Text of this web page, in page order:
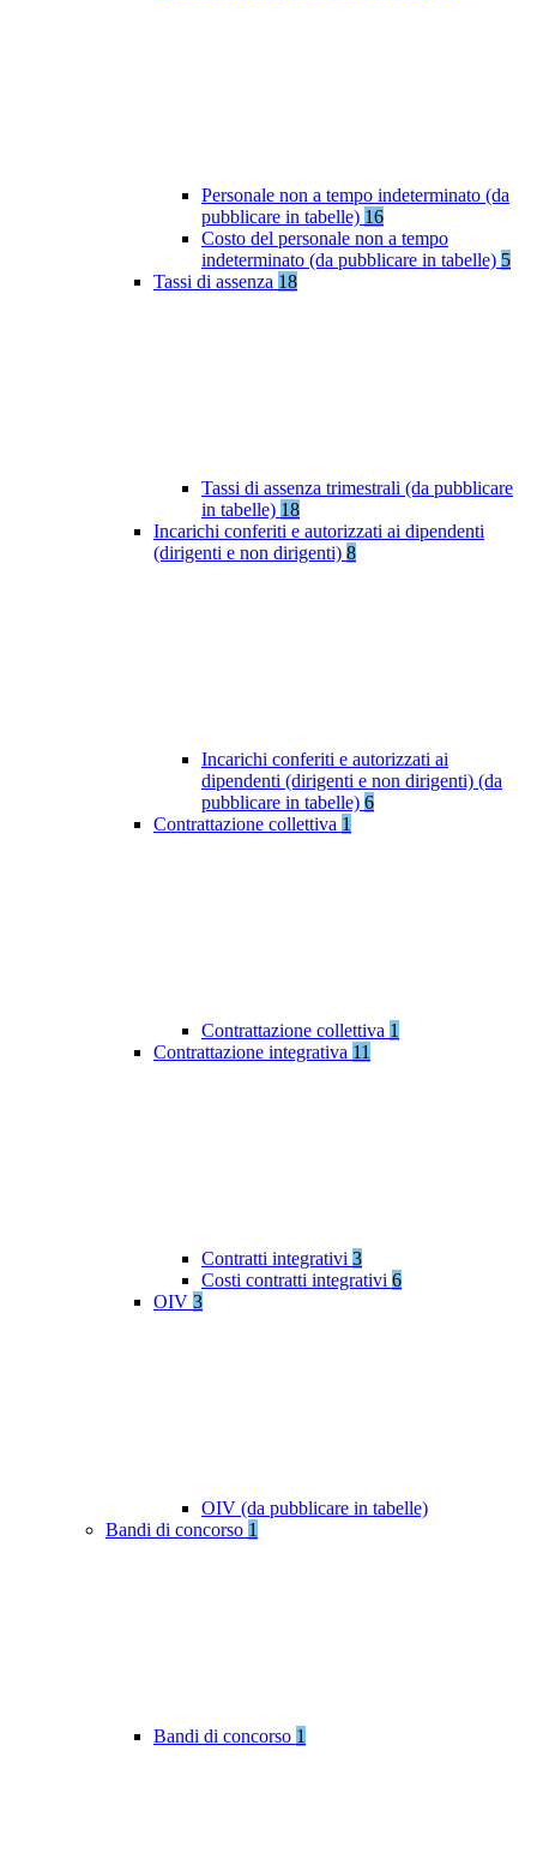
Personale non a tempo indeterminato (da
pubblicare in tabelle) 16
Costo del personale non a tempo
indeterminato (da pubblicare in tabelle) 5
Tassi di assenza 18
Tassi di assenza trimestrali (da pubblicare
in tabelle) 18
Incarichi conferiti e autorizzati ai dipendenti
(dirigenti e non dirigenti) 8
Incarichi conferiti e autorizzati ai
dipendenti (dirigenti e non dirigenti) (da
pubblicare in tabelle) 6
Contrattazione collettiva 1
Contrattazione collettiva 1
Contrattazione integrativa 11
Contratti integrativi 3
Costi contratti integrativi 6
OIV 3
OIV (da pubblicare in tabelle)
Bandi di concorso 1
Bandi di concorso 1